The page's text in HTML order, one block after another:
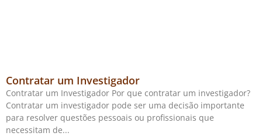
Contratar um Investigador
Contratar um Investigador Por que contratar um investigador?
Contratar um investigador pode ser uma decisão importante
para resolver questões pessoais ou profissionais que
necessitam de